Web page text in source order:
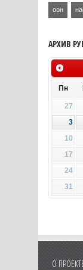
оон
АРХИВ
Пн
27
3
10
17
24
31
О